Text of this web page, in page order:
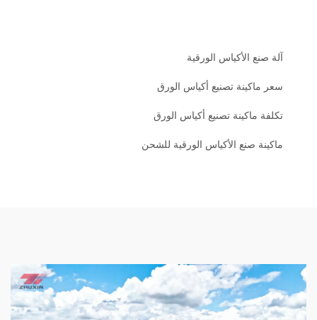
آلة صنع الأكياس الورقية
سعر ماكينة تصنيع أكياس الورق
تكلفة ماكينة تصنيع أكياس الورق
ماكينة صنع الأكياس الورقية للشحن